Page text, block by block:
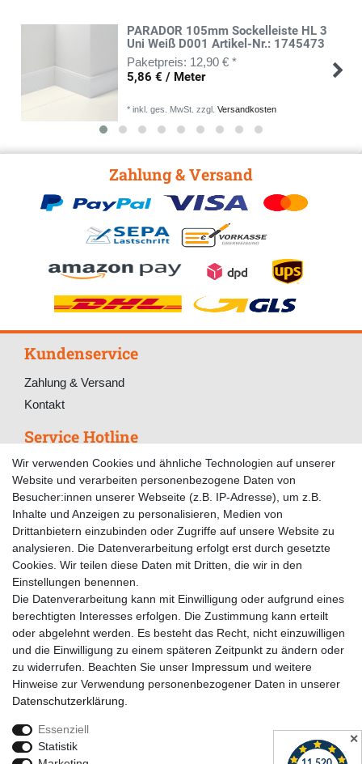
PARADOR 105mm Sockelleiste HL 3
Uni Weiß D001 Artikel-Nr.: 1745473
12,90 € *
5,86 € / Meter
*inkl. ges. MwSt. zzgl.Versandkosten
Zahlung & Versand
Kundenservice
Zahlung & Versand
Kontakt
Service Hotline
Telefonische Unterstützung und Beratung unter:
02381 9878909
Mo-Fr, 9:00 - 18:00 Uhr
Sa, 9:00 - 13:00 Uhr
Kundenkonto
Registrieren
Login
Hilfe
Informationen
Impressum
Datenschutzerklärung
✕
Wir verwenden Cookies und ähnliche Technologien auf unserer
Website und verarbeiten personenbezogene Daten von
Besucher:innen unserer Webseite (z.B. IP-Adresse), um z.B.
Inhalte und Anzeigen zu personalisieren, Medien von
Drittanbietern einzubinden oder Zugriffe auf unsere Website zu
analysieren. Die Datenverarbeitung erfolgt erst durch gesetzte
Cookies. Wir teilen diese Daten mit Dritten, die wir in den
Einstellungen benennen.
Die Datenverarbeitung kann mit Einwilligung oder aufgrund eines
berechtigten Interesses erfolgen. Die Zustimmung kann erteilt
oder abgelehnt werden. Es besteht das Recht, nicht einzuwilligen
und die Einwilligung zu einem späteren Zeitpunkt zu ändern oder
zu widerrufen. Beachten Sie unser Impressum und weitere
Hinweise zur Verwendung personenbezogener Daten in unserer
Daten­schutz­erklärung
Essenziell
Statistik